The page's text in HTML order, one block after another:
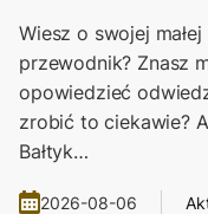
Wiesz o swojej
przewodnik? Znasz
opowiedzieć
zrobić to ciekawie?
Bałtyk…
2026-08-06